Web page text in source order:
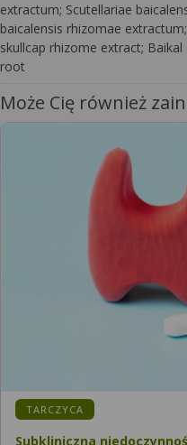
extractum; Scutellariae
baicalensis rhizomae
skullcap rhizome extract;
root
Może Cię również
TARCZYCA
Subkliniczna